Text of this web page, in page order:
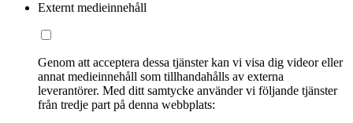
Externt medieinnehåll
Genom att acceptera dessa tjänster kan vi visa dig videor eller
annat medieinnehåll som tillhandahålls av externa
leverantörer. Med ditt samtycke använder vi följande tjänster
från tredje part på denna webbplats: